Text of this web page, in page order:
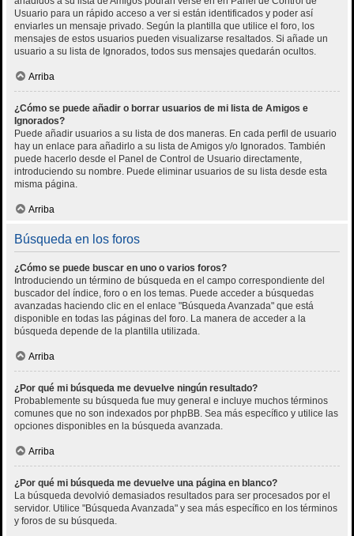
Usuario para un rápido acceso a ver si están identificados y poder así
enviarles un mensaje privado. Según la plantilla que utilice el foro, los
mensajes de estos usuarios pueden visualizarse resaltados. Si añade un
usuario a su lista de Ignorados, todos sus mensajes quedarán ocultos.
Arriba
¿Cómo se puede añadir o borrar usuarios de mi lista de Amigos e
Ignorados?
Puede añadir usuarios a su lista de dos maneras. En cada perfil de usuario
hay un enlace para añadirlo a su lista de Amigos y/o Ignorados. También
puede hacerlo desde el Panel de Control de Usuario directamente,
introduciendo su nombre. Puede eliminar usuarios de su lista desde esta
misma página.
Arriba
Búsqueda en los foros
¿Cómo se puede buscar en uno o varios foros?
Introduciendo un término de búsqueda en el campo correspondiente del
buscador del índice, foro o en los temas. Puede acceder a búsquedas
avanzadas haciendo clic en el enlace "Búsqueda Avanzada" que está
disponible en todas las páginas del foro. La manera de acceder a la
búsqueda depende de la plantilla utilizada.
Arriba
¿Por qué mi búsqueda me devuelve ningún resultado?
Probablemente su búsqueda fue muy general e incluye muchos términos
comunes que no son indexados por phpBB. Sea más específico y utilice las
opciones disponibles en la búsqueda avanzada.
Arriba
¿Por qué mi búsqueda me devuelve una página en blanco?
La búsqueda devolvió demasiados resultados para ser procesados por el
servidor. Utilice "Búsqueda Avanzada" y sea más específico en los términos
y foros de su búsqueda.